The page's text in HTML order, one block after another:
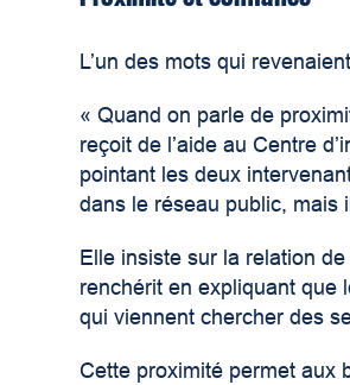
L’un des mots qui
« Quand on parle de
reçoit de l’aide au Centre
pointant les deux
dans le réseau public, mais
Elle insiste sur la relation
renchérit en expliquant que
qui viennent chercher des
Cette proximité permet aux